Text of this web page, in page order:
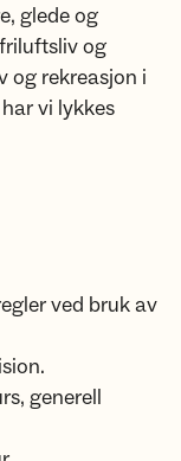
glede og
og
og rekreasjon i
vi lykkes
ved bruk av
generell